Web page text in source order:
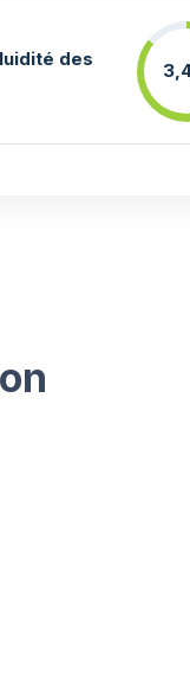
des